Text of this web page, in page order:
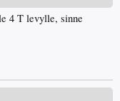
4 T levylle, sinne